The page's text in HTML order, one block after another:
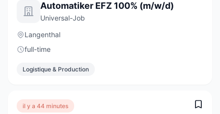
Automatiker EFZ 100% (m/w/d)
Universal-Job
Langenthal
full-time
Logistique & Production
il y a 44 minutes